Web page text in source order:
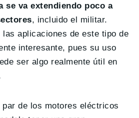
se va extendiendo poco a
, incluido el militar.
las aplicaciones de este tipo de
interesante, pues su uso
ser algo realmente útil en
de los motores eléctricos